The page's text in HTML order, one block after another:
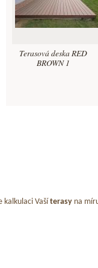
Terasová deska RED
BROWN 1
kalkulaci Vaší terasy na